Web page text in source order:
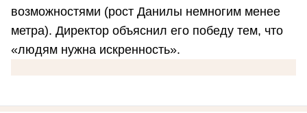
возможностями (рост Данилы немногим менее
метра). Директор объяснил его победу тем, что
«людям нужна искренность».